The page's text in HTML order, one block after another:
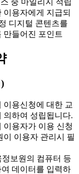
중 마일리지 적립
용자에게 지급되
디지털 콘텐츠를
만들어진 포인트
용신청에 대한 교
의하여 성립됩니다.
용자가 이용 신청
이 이용자 관리시 필
보원의 컴퓨터 등
데이터를 입력하